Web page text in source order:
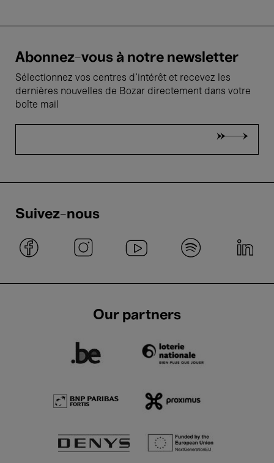
Abonnez-vous à notre newsletter
Sélectionnez vos centres d'intérêt et recevez les
dernières nouvelles de Bozar directement dans votre
boîte mail
Suivez-nous
Our partners